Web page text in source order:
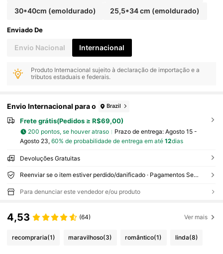
30*40cm (emoldurado) 25,5*34 cm (emoldurado)
Enviado De
Envio Nacional Internacional
Produto Internacional sujeito à declaração de importação e a
tributos estaduais e federais.
Envio Internacional para o Brazil
Frete grátis(Pedidos ≥ R$69,00)
200 pontos, se houver atraso Prazo de entrega: Agosto 15 -
Agosto 23, 60% de probabilidade de entrega em até 12dias
Devoluções Gratuitas
Reenviar se o item estiver perdido/danificado · Pagamentos Seguros · Proteção de privacidade
Para denunciar este vendedor e/ou produto
4,53 (64) Ver mais
recompraria(1) maravilhoso(3) romântico(1) linda(8)